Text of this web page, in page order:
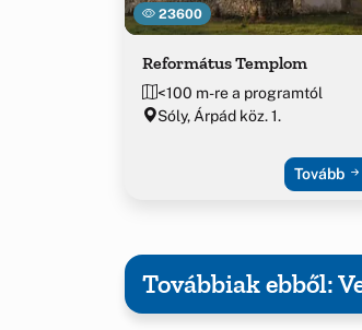
23600
Református Templom
<100 m-re a programtól
Sóly, Árpád köz. 1.
Tovább
Továbbiak ebből: